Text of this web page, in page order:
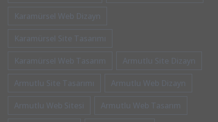
Karamürsel Web Dizayn
Karamürsel Site Tasarımı
Karamürsel Web Tasarım Armutlu Site Dizayn
Armutlu Site Tasarımı Armutlu Web Dizayn
Armutlu Web Sitesi Armutlu Web Tasarım